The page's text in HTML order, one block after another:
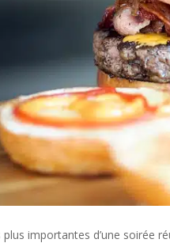
importantes d’une